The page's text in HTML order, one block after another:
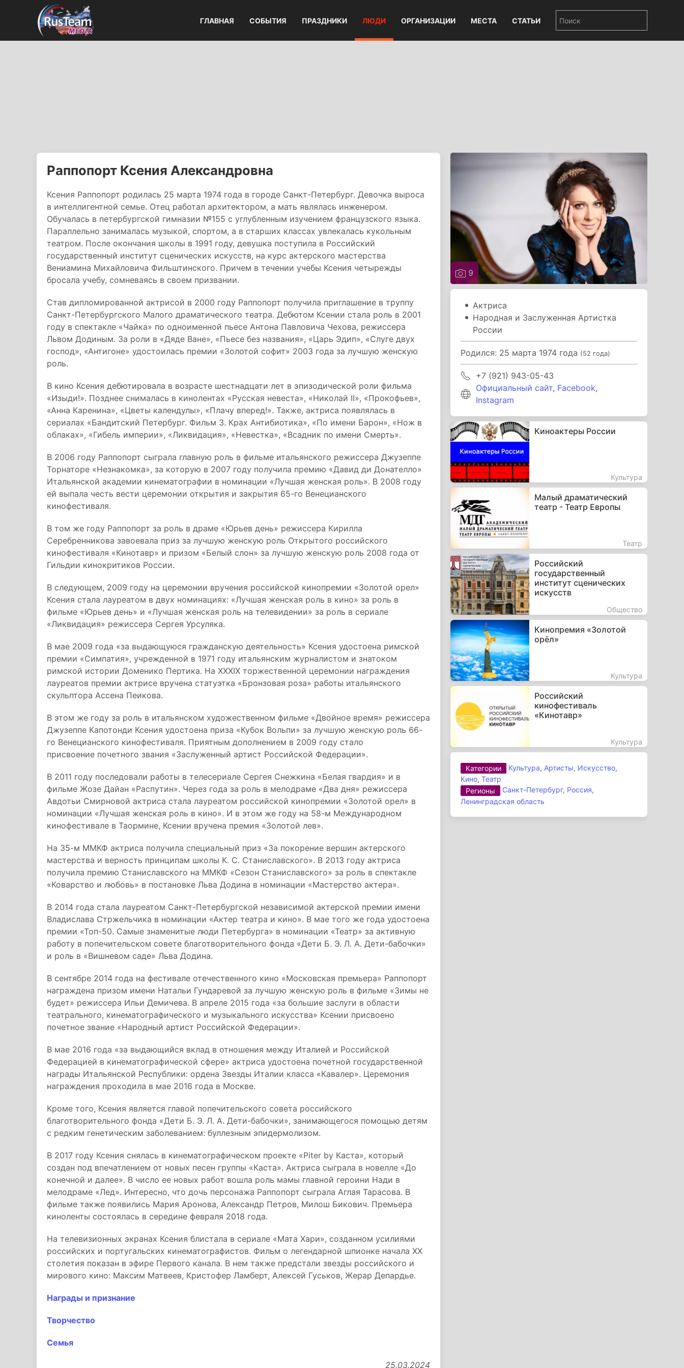
ГЛАВНАЯ СОБЫТИЯ ПРАЗДНИКИ ЛЮДИ ОРГАНИЗАЦИИ МЕСТА СТАТЬИ
Раппопорт Ксения Александровна
Ксения Раппопорт родилась 25 марта 1974 года в городе Санкт-Петербург. Девочка выроса
в интеллигентной семье. Отец работал архитектором, а мать являлась инженером.
Обучалась в петербургской гимназии №155 с углубленным изучением французского языка.
Параллельно занималась музыкой, спортом, а в старших классах увлекалась кукольным
театром. После окончания школы в 1991 году, девушка поступила в Российский
государственный институт сценических искусств, на курс актерского мастерства
Вениамина Михайловича Фильштинского. Причем в течении учебы Ксения четырежды
бросала учебу, сомневаясь в своем призвании.
Став дипломированной актрисой в 2000 году Раппопорт получила приглашение в труппу
Санкт-Петербургского Малого драматического театра. Дебютом Ксении стала роль в 2001
году в спектакле «Чайка» по одноименной пьесе Антона Павловича Чехова, режиссера
Львом Додиным. За роли в «Дяде Ване», «Пьесе без названия», «Царь Эдип», «Слуге двух
господ», «Антигоне» удостоилась премии «Золотой софит» 2003 года за лучшую женскую
роль.
В кино Ксения дебютировала в возрасте шестнадцати лет в эпизодической роли фильма
«Изыди!». Позднее снималась в кинолентах «Русская невеста», «Николай II», «Прокофьев»,
«Анна Каренина», «Цветы календулы», «Плачу вперед!». Также, актриса появлялась в
сериалах «Бандитский Петербург. Фильм 3. Крах Антибиотика», «По имени Барон», «Нож в
облаках», «Гибель империи», «Ликвидация», «Невестка», «Всадник по имени Смерть».
В 2006 году Раппопорт сыграла главную роль в фильме итальянского режиссера Джузеппе
Торнаторе «Незнакомка», за которую в 2007 году получила премию «Давид ди Донателло»
Итальянской академии кинематографии в номинации «Лучшая женская роль». В 2008 году
ей выпала честь вести церемонии открытия и закрытия 65-го Венецианского
кинофестиваля.
В том же году Раппопорт за роль в драме «Юрьев день» режиссера Кирилла
Серебренникова завоевала приз за лучшую женскую роль Открытого российского
кинофестиваля «Кинотавр» и призом «Белый слон» за лучшую женскую роль 2008 года от
Гильдии кинокритиков России.
В следующем, 2009 году на церемонии вручения российской кинопремии «Золотой орел»
Ксения стала лауреатом в двух номинациях: «Лучшая женская роль в кино» за роль в
фильме «Юрьев день» и «Лучшая женская роль на телевидении» за роль в сериале
«Ликвидация» режиссера Сергея Урсуляка.
В мае 2009 года «за выдающуюся гражданскую деятельность» Ксения удостоена римской
премии «Симпатия», учрежденной в 1971 году итальянским журналистом и знатоком
римской истории Доменико Пертика. На XXXIX торжественной церемонии награждения
лауреатов премии актрисе вручена статуэтка «Бронзовая роза» работы итальянского
скульптора Ассена Пеикова.
В этом же году за роль в итальянском художественном фильме «Двойное время» режиссера
Джузеппе Капотонди Ксения удостоена приза «Кубок Вольпи» за лучшую женскую роль 66-
го Венецианского кинофестиваля. Приятным дополнением в 2009 году стало
присвоение почетного звания «Заслуженный артист Российской Федерации».
В 2011 году последовали работы в телесериале Сергея Снежкина «Белая гвардия» и в
фильме Жозе Дайан «Распутин». Через года за роль в мелодраме «Два дня» режиссера
Авдотьи Смирновой актриса стала лауреатом российской кинопремии «Золотой орел» в
номинации «Лучшая женская роль в кино». И в этом же году на 58-м Международном
кинофестивале в Таормине, Ксении вручена премия «Золотой лев».
На 35-м ММКФ актриса получила специальный приз «За покорение вершин актерского
мастерства и верность принципам школы К. С. Станиславского». В 2013 году актриса
получила премию Станиславского на ММКФ «Сезон Станиславского» за роль в спектакле
«Коварство и любовь» в постановке Льва Додина в номинации «Мастерство актера».
В 2014 года стала лауреатом Санкт-Петербургской независимой актерской премии имени
Владислава Стржельчика в номинации «Актер театра и кино». В мае того же года удостоена
премии «Топ-50. Самые знаменитые люди Петербурга» в номинации «Театр» за активную
работу в попечительском совете благотворительного фонда «Дети Б. Э. Л. А. Дети-бабочки»
и роль в «Вишневом саде» Льва Додина.
В сентябре 2014 года на фестивале отечественного кино «Московская премьера» Раппопорт
награждена призом имени Натальи Гундаревой за лучшую женскую роль в фильме «Зимы не
будет» режиссера Ильи Демичева. В апреле 2015 года «за большие заслуги в области
театрального, кинематографического и музыкального искусства» Ксении присвоено
почетное звание «Народный артист Российской Федерации».
В мае 2016 года «за выдающийся вклад в отношения между Италией и Российской
Федерацией в кинематографической сфере» актриса удостоена почетной государственной
награды Итальянской Республики: ордена Звезды Италии класса «Кавалер». Церемония
награждения проходила в мае 2016 года в Москве.
Кроме того, Ксения является главой попечительского совета российского
благотворительного фонда «Дети Б. Э. Л. А. Дети-бабочки», занимающегося помощью детям
с редким генетическим заболеванием: буллезным эпидермолизом.
В 2017 году Ксения снялась в кинематографическом проекте «Piter by Каста», который
создан под впечатлением от новых песен группы «Каста». Актриса сыграла в новелле «До
конечной и далее». В число ее новых работ вошла роль мамы главной героини Нади в
мелодраме «Лед». Интересно, что дочь персонажа Раппопорт сыграла Аглая Тарасова. В
фильме также появились Мария Аронова, Александр Петров, Милош Бикович. Премьера
киноленты состоялась в середине февраля 2018 года.
На телевизионных экранах Ксения блистала в сериале «Мата Хари», созданном усилиями
российских и португальских кинематографистов. Фильм о легендарной шпионке начала XX
столетия показан в эфире Первого канала. В нем также предстали звезды российского и
мирового кино: Максим Матвеев, Кристофер Ламберт, Алексей Гуськов, Жерар Депардье.
Награды и признание
Творчество
Семья
25.03.2024
9
Актриса
Народная и Заслуженная Артистка
России
Родился: 25 марта 1974 года (52 года)
+7 (921) 943-05-43
Официальный сайт, Facebook,
Instagram
Киноактеры России
Культура
Малый драматический
театр - Театр Европы
Театр
Российский
государственный
институт сценических
искусств
Общество
Кинопремия «Золотой
орёл»
Культура
Российский
кинофестиваль
«Кинотавр»
Культура
Категории Культура, Артисты, Искусство,
Кино,Театр
Регионы
Санкт-Петербург, Россия,
Ленинградская область